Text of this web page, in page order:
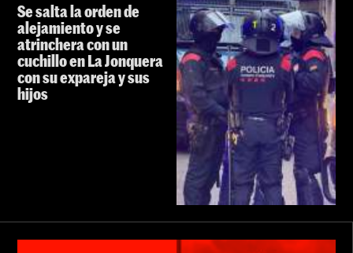
Se salta la orden de
alejamiento y se
atrinchera con un
cuchillo en La Jonquera
con su expareja y sus
hijos